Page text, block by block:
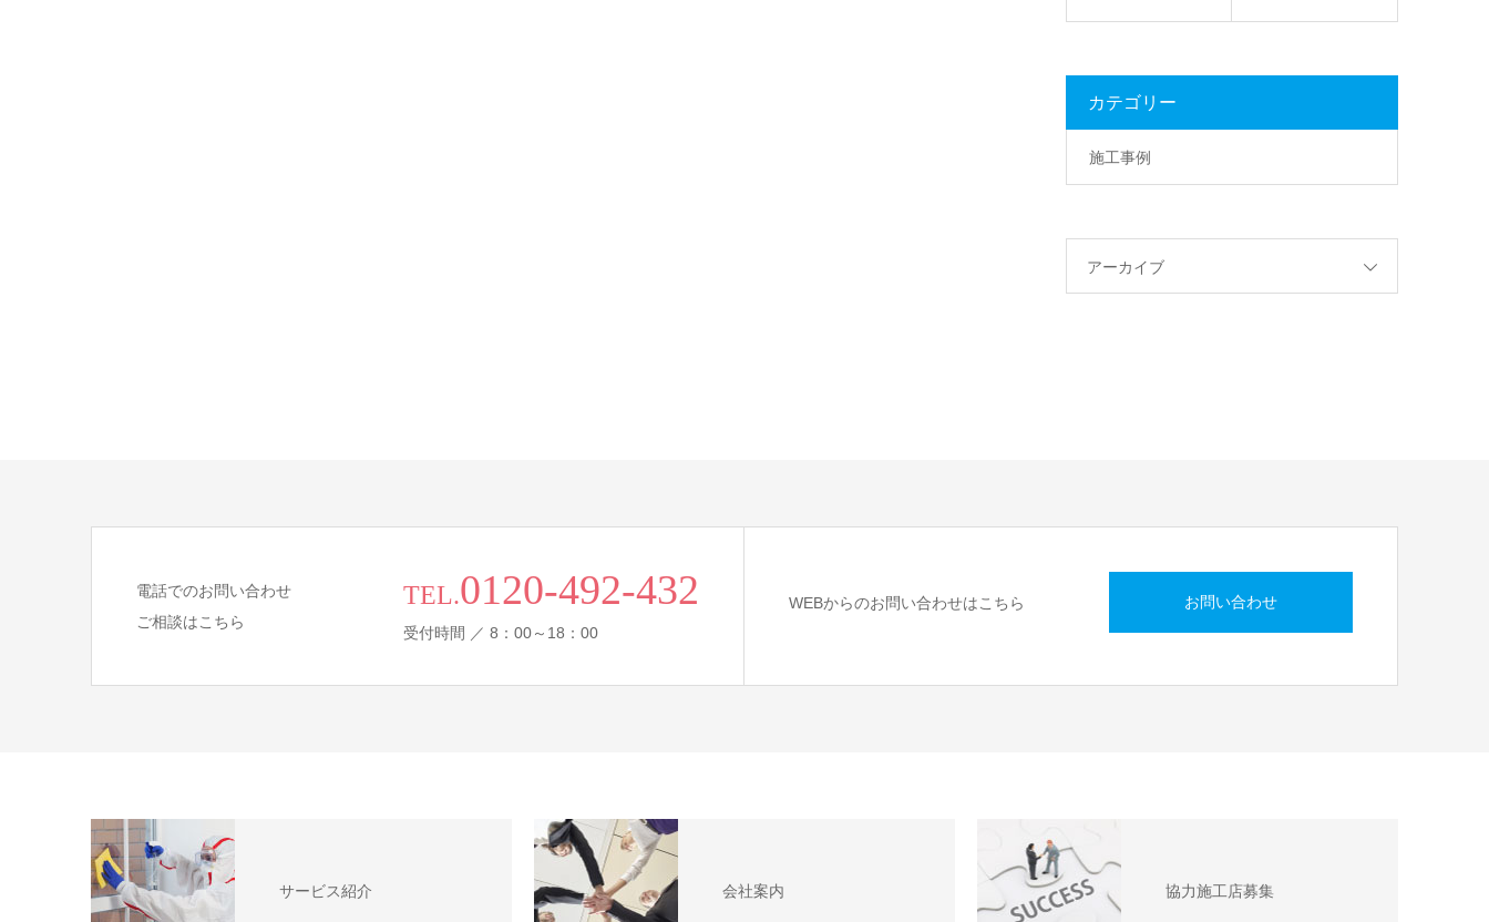
カテゴリー
施工事例
アーカイブ
電話でのお問い合わせ
ご相談はこちら
TEL.0120-492-432
受付時間 ／ 8：00～18：00
WEBからのお問い合わせはこちら お問い合わせ
サービス紹介 会社案内 協力施工店募集